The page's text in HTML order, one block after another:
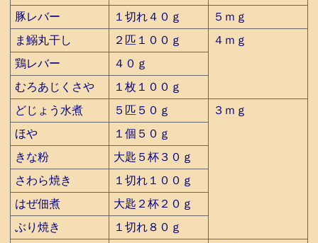
豚レバー
１切れ４０ｇ
５ｍｇ
ま鰯丸干し
２匹１００ｇ
４ｍｇ
鶏レバー
４０ｇ
むろあじくさや
１枚１００ｇ
どじょう水煮
５匹５０ｇ
３ｍｇ
ほや
１個５０ｇ
きな粉
大匙５杯３０ｇ
さわら焼き
１切れ１００ｇ
はぜ佃煮
大匙２杯２０ｇ
ぶり焼き
１切れ８０ｇ